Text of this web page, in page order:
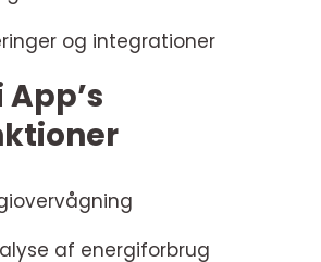
og integrationer
App’s
af energiforbrug